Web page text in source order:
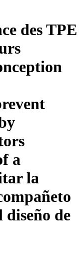
des TPE
a
la
diseño de